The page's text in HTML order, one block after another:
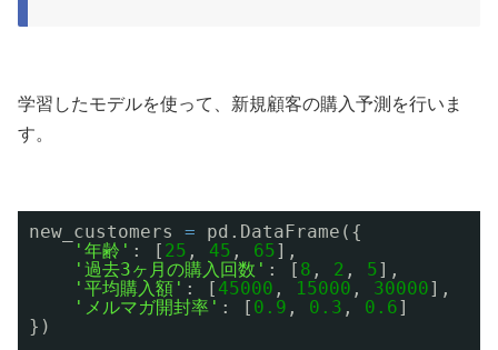
学習したモデルを使って、新規顧客の購入予測を行いま
す。
new_customers =
pd.DataFrame({
'年齢' : [ 25 , 45 , 65],
'過去3ヶ月の購入回数' : [ 8 , 2 , 5],
'平均購入額' : [ 45000 , 15000 , 30000],
'メルマガ開封率' : [ 0.9 , 0.3 , 0.6]
})